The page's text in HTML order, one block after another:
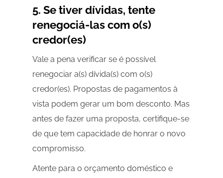
5. Se tiver dívidas, tente
renegociá-las com o(s)
credor(es)
Vale a pena verificar se é possível
renegociar a(s) dívida(s) com o(s)
credor(es). Propostas de pagamentos à
vista podem gerar um bom desconto. Mas
antes de fazer uma proposta, certifique-se
de que tem capacidade de honrar o novo
compromisso.
Atente para o orçamento doméstico e